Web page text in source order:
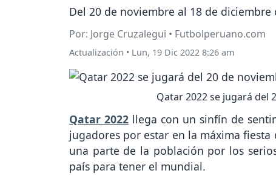
Del 20 de noviembre al 18 de
Por: Jorge Cruzalegui • Futbolperuano.com
Actualización • Lun, 19 Dic 2022 8:26 am
Qatar 2022 se jugará del
Qatar 2022 llega con un sinfín de
jugadores por estar en la máxima
una parte de la población por los
país para tener el mundial.